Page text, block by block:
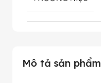
Mô tả sản phẩm